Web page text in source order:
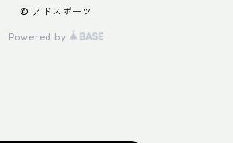
© アドスポーツ
Powered by